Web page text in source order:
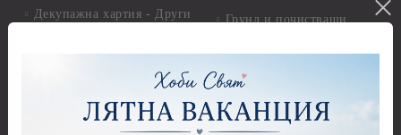
Декупажна хартия - Други
Грунд, Основи, Релефни
Грунд и почистващи
Четки и инструменти